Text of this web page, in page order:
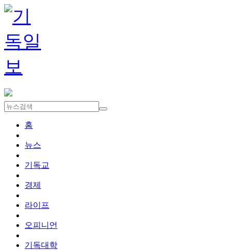
홈
뉴스
기독교
경제
라이프
오피니언
기독대학